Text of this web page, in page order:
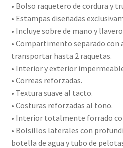
• Bolso raquetero de cordura y
• Estampas diseñadas
• Incluye sobre de mano y
• Compartimento separado
transportar hasta 2 raquetas.
• Interior y exterior
• Correas reforzadas.
• Textura suave al tacto.
• Costuras reforzadas al tono.
• Interior totalmente forrado
• Bolsillos laterales con
botella de agua y tubo de